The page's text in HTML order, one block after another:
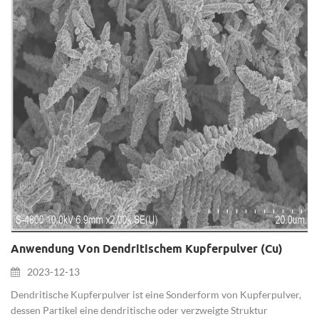
Anwendung Von Dendritischem Kupferpulver (Cu)
2023-12-13
Dendritische Kupferpulver ist eine Sonderform von Kupferpulver,
dessen Partikel eine dendritische oder verzweigte Struktur